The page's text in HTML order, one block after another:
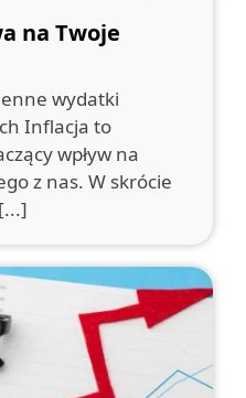
na Twoje
wydatki
Inflacja to
wpływ na
z nas. W skrócie